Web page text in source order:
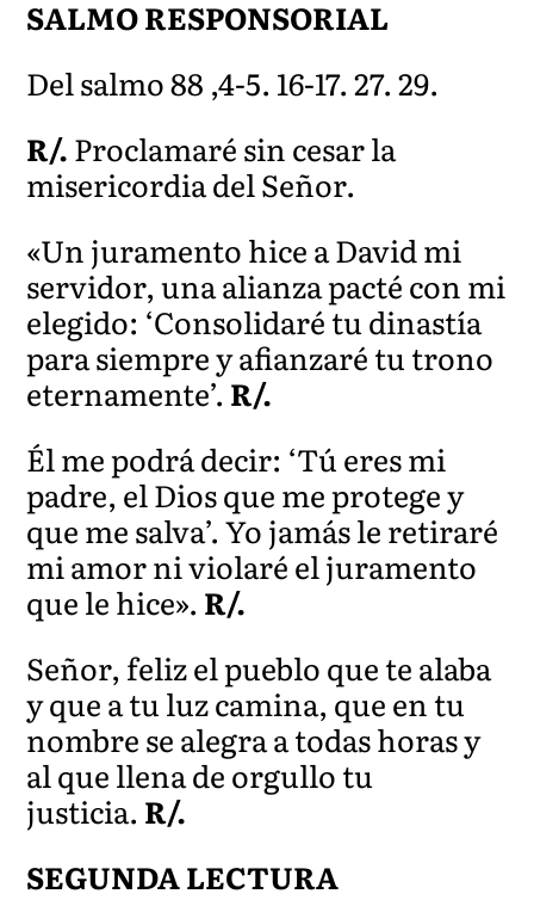
SALMO RESPONSORIAL
Del salmo 88 ,4-5. 16-17. 27. 29.
R/.Proclamaré sin cesar la
misericordia del Señor.
«Un juramento hice a David mi
servidor, una alianza pacté con mi
elegido: ‘Consolidaré tu dinastía
para siempre y afianzaré tu trono
eternamente’. R/.
Él me podrá decir: ‘Tú eres mi
padre, el Dios que me protege y
que me salva’. Yo jamás le retiraré
mi amor ni violaré el juramento
que le hice». R/.
Señor, feliz el pueblo que te alaba
y que a tu luz camina, que en tu
nombre se alegra a todas horas y
al que llena de orgullo tu
justicia. R/.
SEGUNDA LECTURA